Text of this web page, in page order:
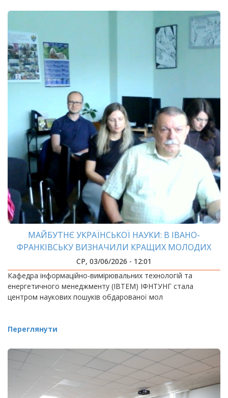
МАЙБУТНЄ УКРАЇНСЬКОЇ НАУКИ: В ІВАНО-
ФРАНКІВСЬКУ ВИЗНАЧИЛИ КРАЩИХ МОЛОДИХ
ФАХІВЦІВ З ІНФОРМАЦІЙНО-ВИМІРЮВАЛЬНИХ
ТЕХНОЛОГІЙ
СР, 03/06/2026 - 12:01
Кафедра інформаційно-вимірювальних технологій та
енергетичного менеджменту (ІВТЕМ) ІФНТУНГ стала
центром наукових пошуків обдарованої мол
Переглянути